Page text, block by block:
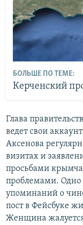
БОЛЬШЕ ПО ТЕМЕ:
Керченский
Глава
ведет свои
Аксенова
визитах и
просьбами
проблемами. Одно
упоминаний о
пост в Фейсбуке
Женщина